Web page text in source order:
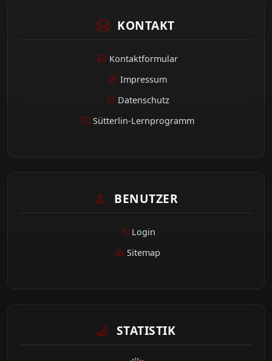
KONTAKT
Kontaktformular
Impressum
Datenschutz
Sütterlin-Lernprogramm
BENUTZER
Login
Sitemap
STATISTIK